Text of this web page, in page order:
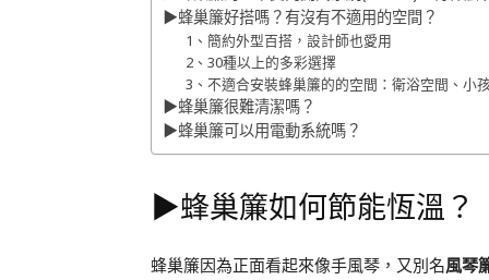
▶︎蜂巢簾好搭嗎？有沒有不適用的空間？
1、簡約外型百搭，設計師也愛用
2、30種以上的多彩選擇
3、不適合安裝蜂巢簾的的空間：衛浴空間、小
▶︎蜂巢簾很難清潔嗎？
▶︎蜂巢簾可以用電動系統嗎？
▶︎蜂巢簾如何節能恆溫？
蜂巢簾因為正面看起來像手風琴，又別名風琴